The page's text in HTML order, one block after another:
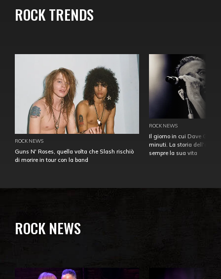
ROCK TRENDS
ROCK NEWS
Guns N' Roses, quella volta che Slash rischiò
di morire in tour con la band
ROCK NEWS
Il giorno in cui Dave
minuti. La storia
sempre la sua vita
ROCK NEWS